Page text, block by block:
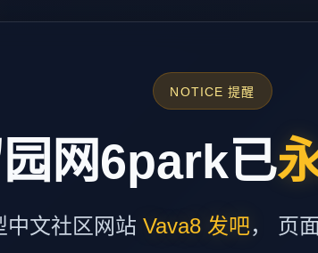
NOTICE 提醒
网6park已
中文社区网站 Vava8 发吧， 页